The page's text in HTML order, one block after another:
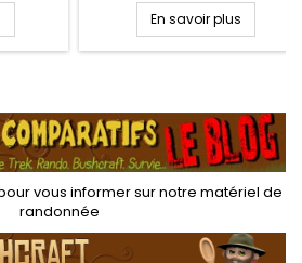
kit de
permet le remplacement de
la cartouche d'origine après
usage. Idéale en randonnée,
randonnée légère pratique
et souple pour un rangement
optimum
En savoir plus
vous informer sur notre matériel de
randonnée